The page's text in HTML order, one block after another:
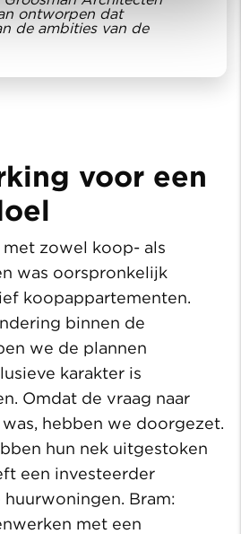
ontworpen dat
de ambities van de
voor een
zowel koop- als
was oorspronkelijk
koopappartementen.
binnen de
we de plannen
karakter is
Omdat de vraag naar
hebben we doorgezet.
hun nek uitgestoken
een investeerder
Bram:
met een